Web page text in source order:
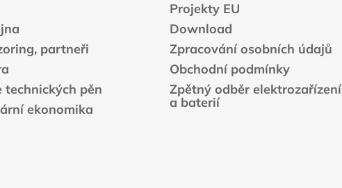
partneři
technických pěn
ekonomika
Projekty EU
Download
Zpracování osobních údajů
Obchodní podmínky
Zpětný odběr elektrozařízení
a baterií